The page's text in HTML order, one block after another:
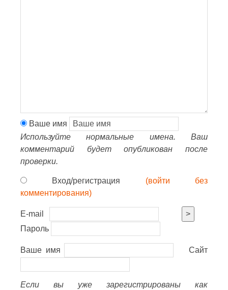
Ваше имя
Используйте нормальные имена. Ваш
комментарий будет опубликован после
проверки.
Вход/регистрация (войти без
комментирования)
E-mail
>
Пароль
Ваше имя Сайт
Если вы уже зарегистрированы как